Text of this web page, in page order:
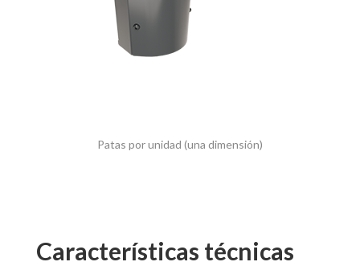
Patas por unidad (una dimensión)
Características técnicas